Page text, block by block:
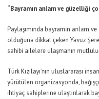
“Bayramın anlam ve güzelliği
Paylaşımında bayramın anlam
olduğuna dikkat çeken Yavuz
sahibi ailelere ulaşmanın
Türk Kızılayı’nın uluslararası
yürütülen organizasyonda,
ihtiyaç sahiplerine ulaştırılarak